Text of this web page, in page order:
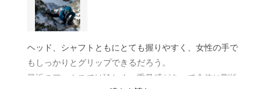
ヘッド、シャフトともにとても握りやすく、女性の手で
もしっかりとグリップできるだろう。
最近のアックスでは珍しく、重量感があって全体に剛性